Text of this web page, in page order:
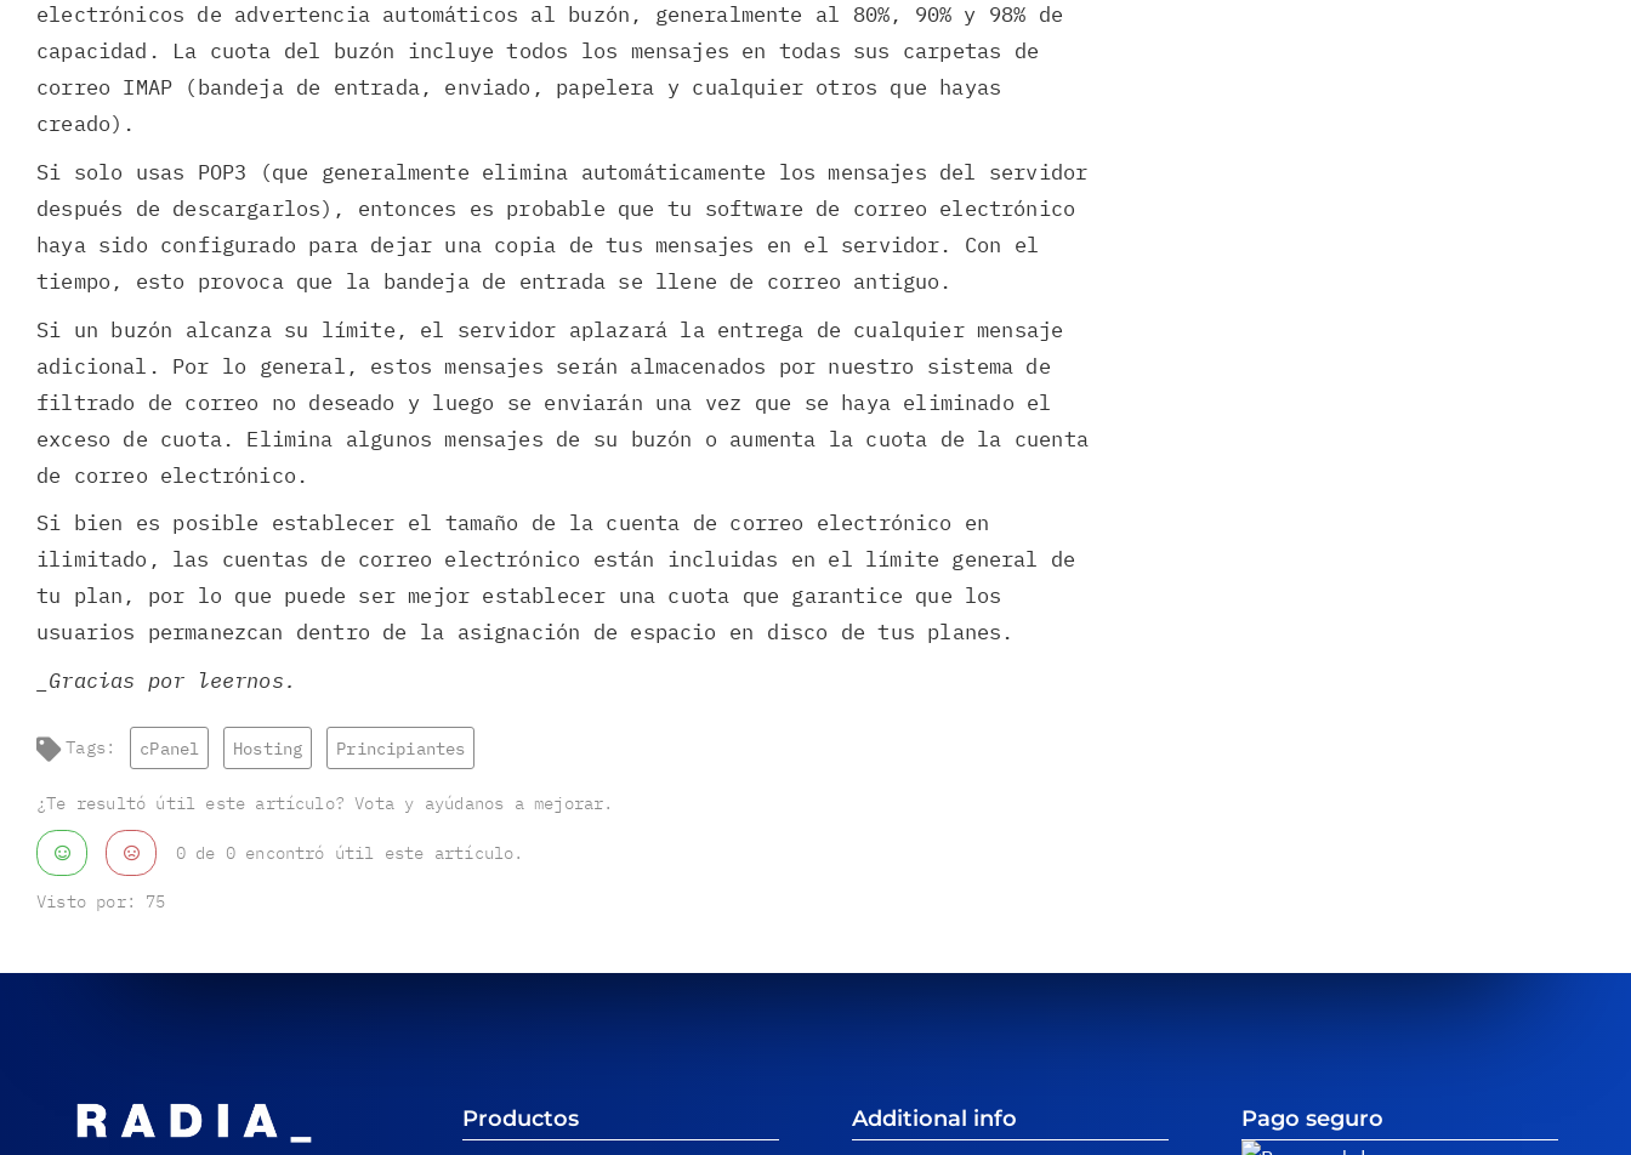
electrónicos de advertencia automáticos al buzón, generalmente al 80%, 90% y 98% de
capacidad. La cuota del buzón incluye todos los mensajes en todas sus carpetas de
correo IMAP (bandeja de entrada, enviado, papelera y cualquier otros que hayas
creado).
Si solo usas POP3 (que generalmente elimina automáticamente los mensajes del servidor
después de descargarlos), entonces es probable que tu software de correo electrónico
haya sido configurado para dejar una copia de tus mensajes en el servidor. Con el
tiempo, esto provoca que la bandeja de entrada se llene de correo antiguo.
Si un buzón alcanza su límite, el servidor aplazará la entrega de cualquier mensaje
adicional. Por lo general, estos mensajes serán almacenados por nuestro sistema de
filtrado de correo no deseado y luego se enviarán una vez que se haya eliminado el
exceso de cuota. Elimina algunos mensajes de su buzón o aumenta la cuota de la cuenta
de correo electrónico.
Si bien es posible establecer el tamaño de la cuenta de correo electrónico en
ilimitado, las cuentas de correo electrónico están incluidas en el límite general de
tu plan, por lo que puede ser mejor establecer una cuota que garantice que los
usuarios permanezcan dentro de la asignación de espacio en disco de tus planes.
_Gracias por leernos.
Tags: cPanel Hosting Principiantes
¿Te resultó útil este artículo? Vota y ayúdanos a mejorar.
0 de 0 encontró útil este artículo.
Visto por: 75
Productos Additional info Pago seguro